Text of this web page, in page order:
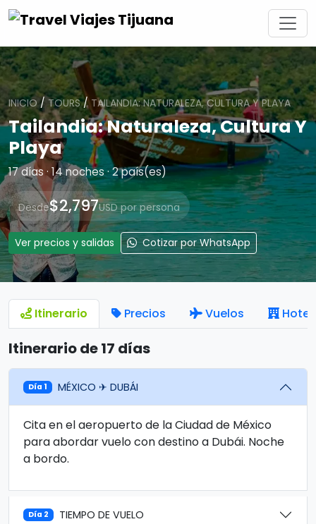
INICIO/ TOURS/TAILANDIA: NATURALEZA, CULTURA Y PLAYA
Tailandia: Naturaleza, Cultura Y
Playa
17 días · 14 noches · 2 país(es)
Desde$2,797USD por persona
Ver precios y salidas Cotizar por WhatsApp
Itinerario Precios Vuelos
Itinerario de 17 días
Día 1 MÉXICO ✈ DUBÁI
Cita en el aeropuerto de la Ciudad de México
para abordar vuelo con destino a Dubái. Noche
a bordo.
Día 2 TIEMPO DE VUELO